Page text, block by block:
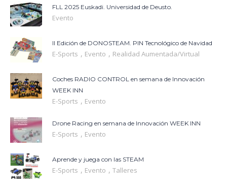
FLL 2025 Euskadi. Universidad de Deusto.
Evento
II Edición de DONOSTEAM. PIN Tecnológico de Navidad
E-Sports , Evento , Realidad Aumentada/Virtual
Coches RADIO CONTROL en semana de Innovación
WEEK INN
E-Sports , Evento
Drone Racing en semana de Innovación WEEK INN
E-Sports , Evento
Aprende y juega con las STEAM
E-Sports , Evento , Talleres